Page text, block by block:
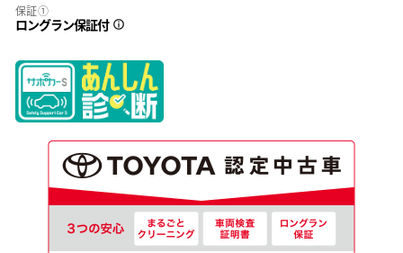
保証①
ロングラン保証付